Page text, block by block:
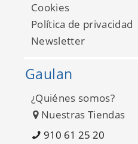
Basic III 681944
Cookies
Política de privacidad
Newsletter
Gaulan
¿Quiénes somos?
Nuestras Tiendas
910 61 25 20